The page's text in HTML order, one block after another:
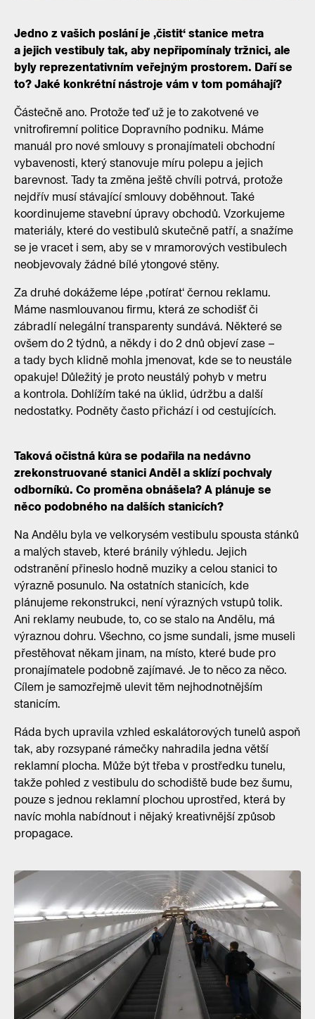
Jedno z vašich poslání je ‚čistit‘ stanice metra
a jejich vestibuly tak, aby nepřipomínaly tržnici, ale
byly reprezentativním veřejným prostorem. Daří se
to? Jaké konkrétní nástroje vám v tom pomáhají?
Částečně ano. Protože teď už je to zakotvené ve
vnitrofiremní politice Dopravního podniku. Máme
manuál pro nové smlouvy s pronajímateli obchodní
vybavenosti, který stanovuje míru polepu a jejich
barevnost. Tady ta změna ještě chvíli potrvá, protože
nejdřív musí stávající smlouvy doběhnout. Také
koordinujeme stavební úpravy obchodů. Vzorkujeme
materiály, které do vestibulů skutečně patří, a snažíme
se je vracet i sem, aby se v mramorových vestibulech
neobjevovaly žádné bílé ytongové stěny.
Za druhé dokážeme lépe ‚potírat‘ černou reklamu.
Máme nasmlouvanou firmu, která ze schodišť či
zábradlí nelegální transparenty sundává. Některé se
ovšem do 2 týdnů, a někdy i do 2 dnů objeví zase –
a tady bych klidně mohla jmenovat, kde se to neustále
opakuje! Důležitý je proto neustálý pohyb v metru
a kontrola. Dohlížím také na úklid, údržbu a další
nedostatky. Podněty často přichází i od cestujících.
Taková očistná kůra se podařila na nedávno
zrekonstruované stanici Anděl a sklízí pochvaly
odborníků. Co proměna obnášela? A plánuje se
něco podobného na dalších stanicích?
Na Andělu byla ve velkorysém vestibulu spousta stánků
a malých staveb, které bránily výhledu. Jejich
odstranění přineslo hodně muziky a celou stanici to
výrazně posunulo. Na ostatních stanicích, kde
plánujeme rekonstrukci, není výrazných vstupů tolik.
Ani reklamy neubude, to, co se stalo na Andělu, má
výraznou dohru. Všechno, co jsme sundali, jsme museli
přestěhovat někam jinam, na místo, které bude pro
pronajímatele podobně zajímavé. Je to něco za něco.
Cílem je samozřejmě ulevit těm nejhodnotnějším
stanicím.
Ráda bych upravila vzhled eskalátorových tunelů aspoň
tak, aby rozsypané rámečky nahradila jedna větší
reklamní plocha. Může být třeba v prostředku tunelu,
takže pohled z vestibulu do schodiště bude bez šumu,
pouze s jednou reklamní plochou uprostřed, která by
navíc mohla nabídnout i nějaký kreativnější způsob
propagace.